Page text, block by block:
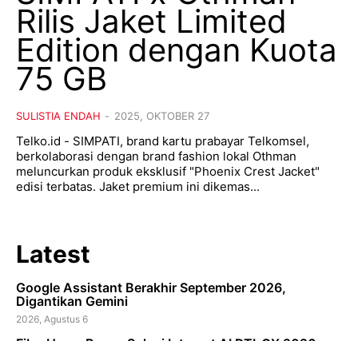
Rilis Jaket Limited
Edition dengan Kuota
75 GB
SULISTIA ENDAH - 2025, OKTOBER 27
Telko.id - SIMPATI, brand kartu prabayar Telkomsel,
berkolaborasi dengan brand fashion lokal Othman
meluncurkan produk eksklusif "Phoenix Crest Jacket"
edisi terbatas. Jaket premium ini dikemas...
Latest
Google Assistant Berakhir September 2026,
Digantikan Gemini
2026, Agustus 6